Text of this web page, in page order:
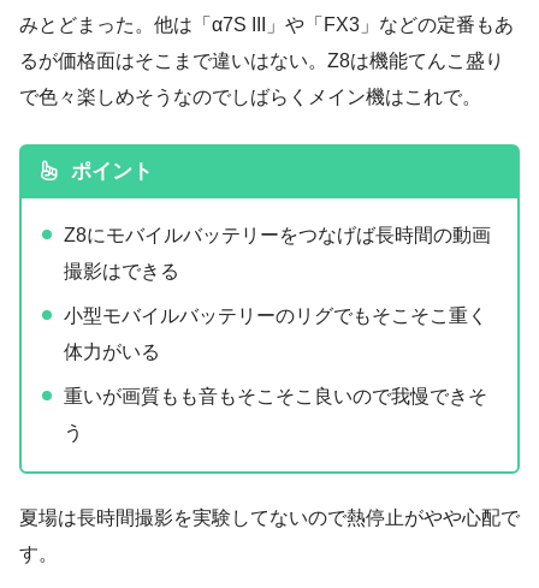
みとどまった。他は「α7S III」や「FX3」などの定番もあ
るが価格面はそこまで違いはない。Z8は機能てんこ盛り
で色々楽しめそうなのでしばらくメイン機はこれで。
ポイント
Z8にモバイルバッテリーをつなげば長時間の動画
撮影はできる
小型モバイルバッテリーのリグでもそこそこ重く
体力がいる
重いが画質もも音もそこそこ良いので我慢できそ
う
夏場は長時間撮影を実験してないので熱停止がやや心配で
す。